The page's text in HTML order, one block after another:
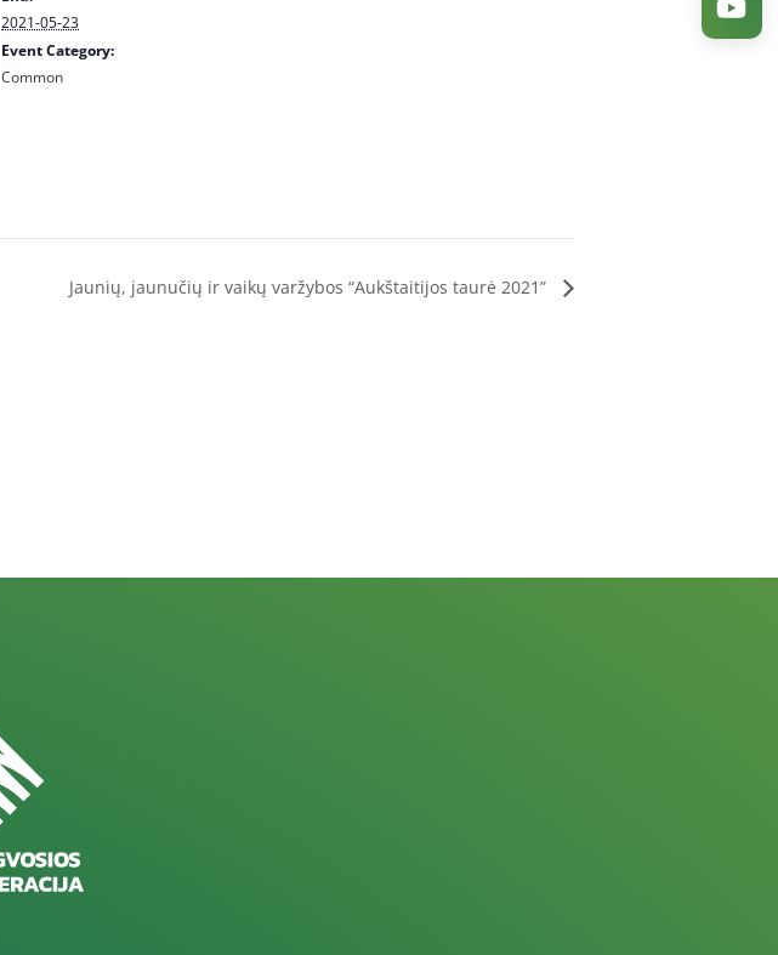
2021-05-23
Event Category:
Common
Jaunių, jaunučių ir vaikų varžybos “Aukštaitijos taurė 2021”